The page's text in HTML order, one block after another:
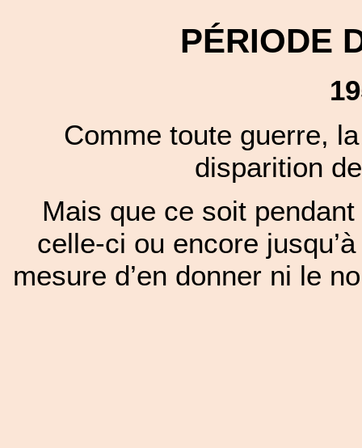
PÉRIODE
Comme toute guerre,
disparition
Mais que ce soit
celle-ci ou encore
mesure d’en donner ni le